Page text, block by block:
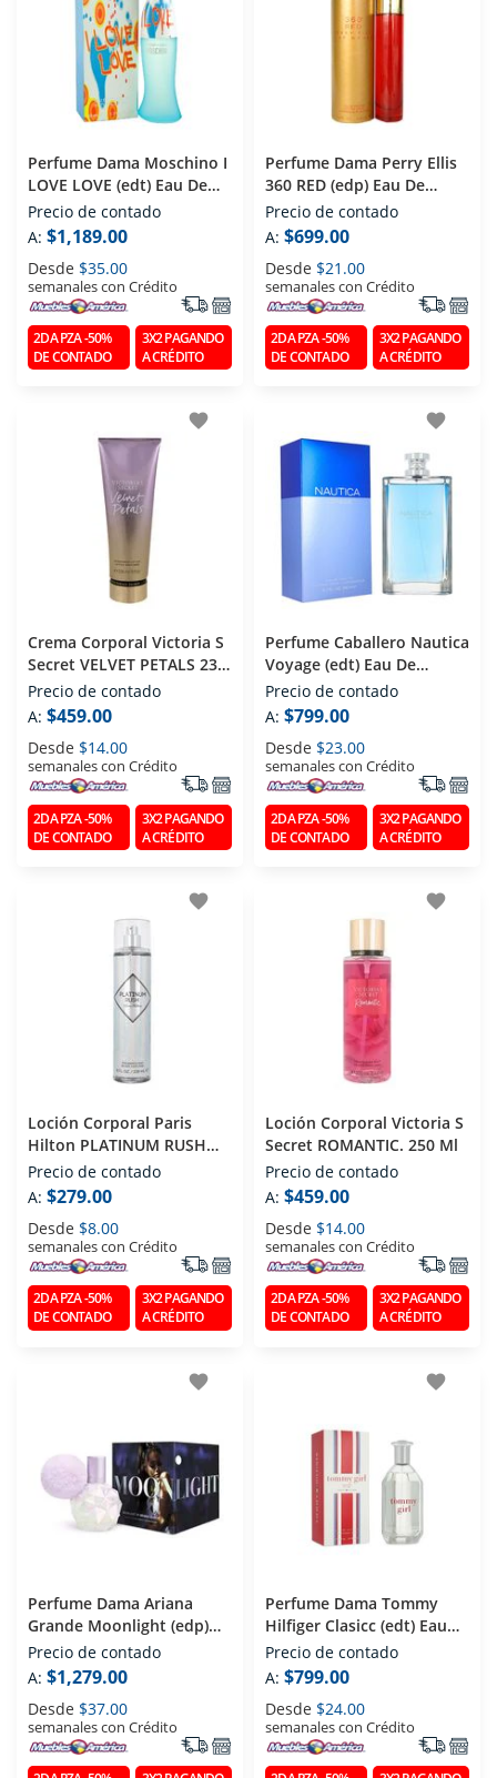
Perfume Dama Moschino I
LOVE LOVE (edt) Eau De
Toilette 100 Ml
Precio de contado
A: $1,189.00
Desde $35.00
semanales con Crédito
2DA PZA -50%
DE CONTADO
3X2 PAGANDO
A CRÉDITO
Perfume Dama Perry Ellis
360 RED (edp) Eau De
Parfum 100 Ml
Precio de contado
A: $699.00
Desde $21.00
semanales con Crédito
2DA PZA -50%
DE CONTADO
3X2 PAGANDO
A CRÉDITO
favorite
Crema Corporal Victoria S
Secret VELVET PETALS 236
Ml
Precio de contado
A: $459.00
Desde $14.00
semanales con Crédito
2DA PZA -50%
DE CONTADO
3X2 PAGANDO
A CRÉDITO
favorite
Perfume Caballero Nautica
Voyage (edt) Eau De
Toilette 200 Ml
Precio de contado
A: $799.00
Desde $23.00
semanales con Crédito
2DA PZA -50%
DE CONTADO
3X2 PAGANDO
A CRÉDITO
favorite
Loción Corporal Paris
Hilton PLATINUM RUSH
236 Ml
Precio de contado
A: $279.00
Desde $8.00
semanales con Crédito
2DA PZA -50%
DE CONTADO
3X2 PAGANDO
A CRÉDITO
favorite
Loción Corporal Victoria S
Secret ROMANTIC. 250 Ml
Precio de contado
A: $459.00
Desde $14.00
semanales con Crédito
2DA PZA -50%
DE CONTADO
3X2 PAGANDO
A CRÉDITO
favorite
Perfume Dama Ariana
Grande Moonlight (edp)
Eau De Parfum 100 Ml
Precio de contado
A: $1,279.00
Desde $37.00
semanales con Crédito
favorite
Perfume Dama Tommy
Hilfiger Clasicc (edt) Eau
De Toilette 100 Ml
Precio de contado
A: $799.00
Desde $24.00
semanales con Crédito